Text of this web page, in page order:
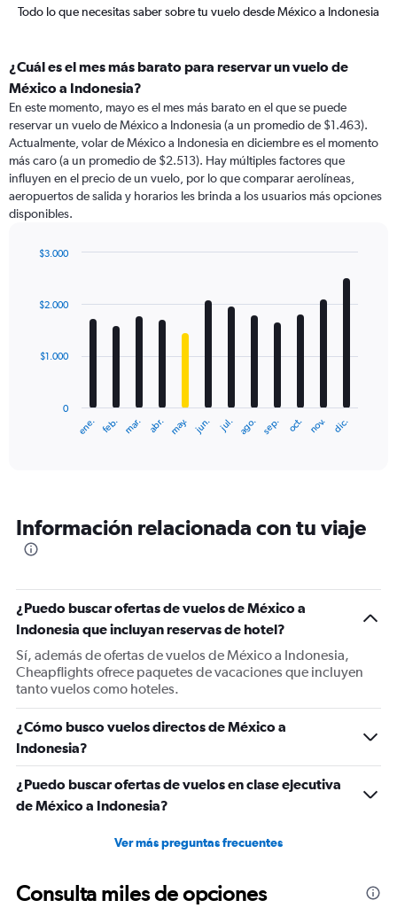
Todo lo que necesitas saber sobre tu vuelo desde México a Indonesia
¿Cuál es el mes más barato para reservar un vuelo de
México a Indonesia?
En este momento, mayo es el mes más barato en el que se puede
reservar un vuelo de México a Indonesia (a un promedio de $1.463).
Actualmente, volar de México a Indonesia en diciembre es el momento
más caro (a un promedio de $2.513). Hay múltiples factores que
influyen en el precio de un vuelo, por lo que comparar aerolíneas,
aeropuertos de salida y horarios les brinda a los usuarios más opciones
disponibles.
with
12
The
categories.
The
Y
axis
displaying
values.
Range:
0
3000.
ene. feb. mar. abr. may. jun. jul. ago. sep. oct. nov. dic.
0
$1.000
$2.000
$3.000
Información relacionada con tu viaje
¿Puedo buscar ofertas de vuelos de México a
Indonesia que incluyan reservas de hotel?
Sí, además de ofertas de vuelos de México a Indonesia,
Cheapflights ofrece paquetes de vacaciones que incluyen
tanto vuelos como hoteles.
¿Cómo busco vuelos directos de México a
Indonesia?
¿Puedo buscar ofertas de vuelos en clase ejecutiva
de México a Indonesia?
Ver más preguntas frecuentes
Consulta miles de opciones